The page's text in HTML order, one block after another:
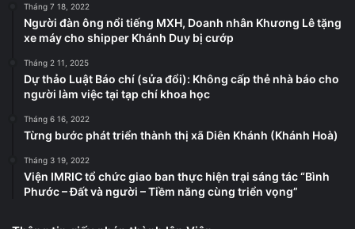
Tháng 7 18, 2022
Người đàn ông nổi tiếng MXH, Doanh nhân Khương Lê tặng
xe máy cho shipper Khánh Duy bị cướp
Tháng 2 11, 2025
Dự thảo Luật Báo chí (sửa đổi): Không cấp thẻ nhà báo cho
người làm việc tại tạp chí khoa học
Tháng 6 16, 2022
Từng bước phát triển thành thị xã Diên Khánh (Khánh Hoà)
Tháng 3 19, 2022
Viện IMRIC tổ chức giao ban thực hiện trại sáng tác “Bình
Phước – Đất và người – Tiềm năng cùng triển vọng”